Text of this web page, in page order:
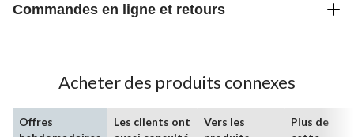
Commandes en ligne et retours
Acheter des produits connexes
Offres
Les clients ont
Vers les
Plus de